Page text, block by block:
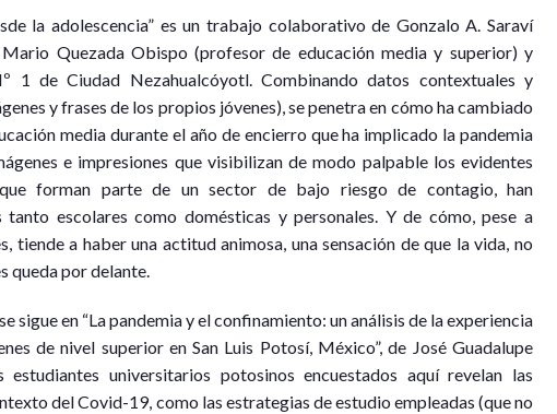
la adolescencia” es un trabajo colaborativo de Gonzalo A. Saraví
Quezada Obispo (profesor de educación media y superior) y
1 de Ciudad Nezahualcóyotl. Combinando datos contextuales y
y frases de los propios jóvenes), se penetra en cómo ha cambiado
media durante el año de encierro que ha implicado la pandemia
e impresiones que visibilizan de modo palpable los evidentes
forman parte de un sector de bajo riesgo de contagio, han
tanto escolares como domésticas y personales. Y de cómo, pese a
tiende a haber una actitud animosa, una sensación de que la vida, no
queda por delante.
sigue en “La pandemia y el confinamiento: un análisis de la experiencia
de nivel superior en San Luis Potosí, México”, de José Guadalupe
estudiantes universitarios potosinos encuestados aquí revelan las
del Covid-19, como las estrategias de estudio empleadas (que no